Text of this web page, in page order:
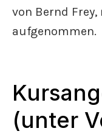
von Bernd
aufgenommen.
(unter